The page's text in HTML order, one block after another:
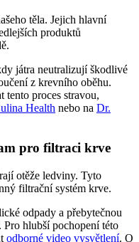
těla. Jejich hlavní
produktů
játra neutralizují škodlivé
z krevního oběhu.
proces stravou,
Health nebo na Dr.
pro filtraci krve
otěže ledviny. Tyto
filtrační systém krve.
odpady a přebytečnou
hlubší pochopení této
odborné video vysvětlení. O